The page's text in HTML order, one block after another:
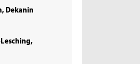
Dekanin